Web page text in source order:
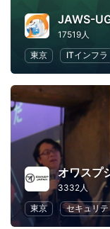
JAWS-
17519人
東京
ITインフラ
オワスプ
3332人
東京
セキュリテ